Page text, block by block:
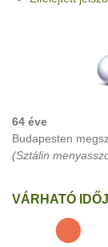
64 éve
Budapesten
(Sztálin
VÁRHATÓ